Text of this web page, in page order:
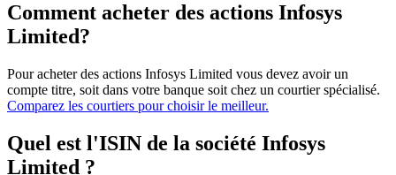
Comment acheter des actions Infosys
Limited?
Pour acheter des actions Infosys Limited vous devez avoir un
compte titre, soit dans votre banque soit chez un courtier spécialisé.
Comparez les courtiers pour choisir le meilleur.
Quel est l'ISIN de la société Infosys
Limited ?